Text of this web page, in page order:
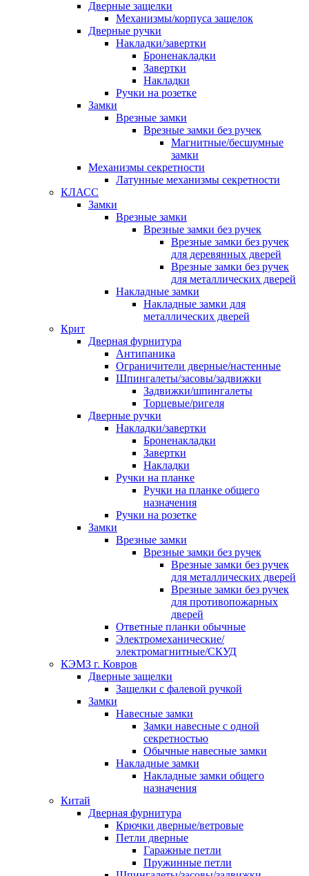
Дверные защелки
Механизмы/корпуса защелок
Дверные ручки
Накладки/завертки
Броненакладки
Завертки
Накладки
Ручки на розетке
Замки
Врезные замки
Врезные замки без ручек
Магнитные/бесшумные
замки
Механизмы секретности
Латунные механизмы секретности
КЛАСС
Замки
Врезные замки
Врезные замки без ручек
Врезные замки без ручек
для деревянных дверей
Врезные замки без ручек
для металлических дверей
Накладные замки
Накладные замки для
металлических дверей
Крит
Дверная фурнитура
Антипаника
Ограничители дверные/настенные
Шпингалеты/засовы/задвижки
Задвижки/шпингалеты
Торцевые/ригеля
Дверные ручки
Накладки/завертки
Броненакладки
Завертки
Накладки
Ручки на планке
Ручки на планке общего
назначения
Ручки на розетке
Замки
Врезные замки
Врезные замки без ручек
Врезные замки без ручек
для металлических дверей
Врезные замки без ручек
для противопожарных
дверей
Ответные планки обычные
Электромеханические/
электромагнитные/СКУД
КЭМЗ г. Ковров
Дверные защелки
Защелки с фалевой ручкой
Замки
Навесные замки
Замки навесные с одной
секретностью
Обычные навесные замки
Накладные замки
Накладные замки общего
назначения
Китай
Дверная фурнитура
Крючки дверные/ветровые
Петли дверные
Гаражные петли
Пружинные петли